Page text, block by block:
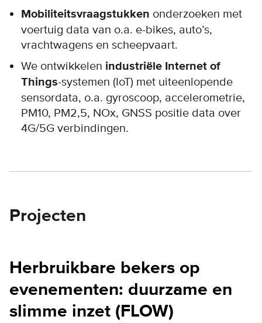
Mobiliteitsvraagstukken onderzoeken met
voertuig data van o.a. e-bikes, auto’s,
vrachtwagens en scheepvaart.
We ontwikkelen industriële Internet of
Things-systemen (IoT) met uiteenlopende
sensordata, o.a. gyroscoop, accelerometrie,
PM10, PM2,5, NOx, GNSS positie data over
4G/5G verbindingen.
Projecten
Herbruikbare bekers op
evenementen: duurzame en
slimme inzet (FLOW)